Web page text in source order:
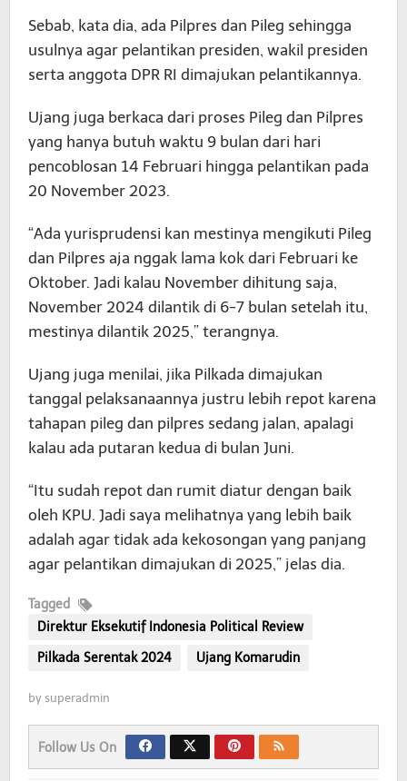
Sebab, kata dia, ada Pilpres dan Pileg sehingga
usulnya agar pelantikan presiden, wakil presiden
serta anggota DPR RI dimajukan pelantikannya.
Ujang juga berkaca dari proses Pileg dan Pilpres
yang hanya butuh waktu 9 bulan dari hari
pencoblosan 14 Februari hingga pelantikan pada
20 November 2023.
“Ada yurisprudensi kan mestinya mengikuti Pileg
dan Pilpres aja nggak lama kok dari Februari ke
Oktober. Jadi kalau November dihitung saja,
November 2024 dilantik di 6-7 bulan setelah itu,
mestinya dilantik 2025,” terangnya.
Ujang juga menilai, jika Pilkada dimajukan
tanggal pelaksanaannya justru lebih repot karena
tahapan pileg dan pilpres sedang jalan, apalagi
kalau ada putaran kedua di bulan Juni.
“Itu sudah repot dan rumit diatur dengan baik
oleh KPU. Jadi saya melihatnya yang lebih baik
adalah agar tidak ada kekosongan yang panjang
agar pelantikan dimajukan di 2025,” jelas dia.
Tagged
Direktur Eksekutif Indonesia Political Review
Pilkada Serentak 2024
Ujang Komarudin
by superadmin
Follow Us On